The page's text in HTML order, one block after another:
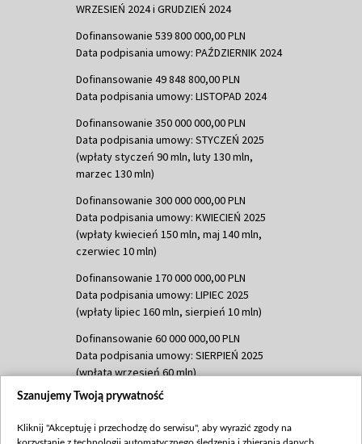
WRZESIEŃ 2024 i GRUDZIEŃ 2024
Dofinansowanie 539 800 000,00 PLN
Data podpisania umowy: PAŹDZIERNIK 2024
Dofinansowanie 49 848 800,00 PLN
Data podpisania umowy: LISTOPAD 2024
Dofinansowanie 350 000 000,00 PLN
Data podpisania umowy: STYCZEŃ 2025
(wpłaty styczeń 90 mln, luty 130 mln,
marzec 130 mln)
Dofinansowanie 300 000 000,00 PLN
Data podpisania umowy: KWIECIEŃ 2025
(wpłaty kwiecień 150 mln, maj 140 mln,
czerwiec 10 mln)
Dofinansowanie 170 000 000,00 PLN
Data podpisania umowy: LIPIEC 2025
(wpłaty lipiec 160 mln, sierpień 10 mln)
Dofinansowanie 60 000 000,00 PLN
Data podpisania umowy: SIERPIEŃ 2025
(wpłata wrzesień 60 mln)
Dofinansowanie 635 783 051,21 PLN
(wpłata wrzesień 100 mln, październik 350
Szanujemy Twoją prywatność
Kliknij "Akceptuję i przechodzę do serwisu", aby wyrazić zgody na